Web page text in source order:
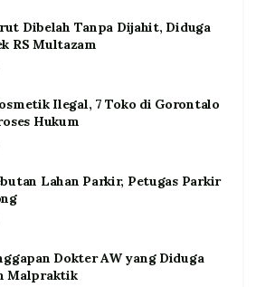
Dibelah Tanpa Dijahit, Diduga
RS Multazam
Ilegal, 7 Toko di Gorontalo
Hukum
Lahan Parkir, Petugas Parkir
Dokter AW yang Diduga
Malpraktik